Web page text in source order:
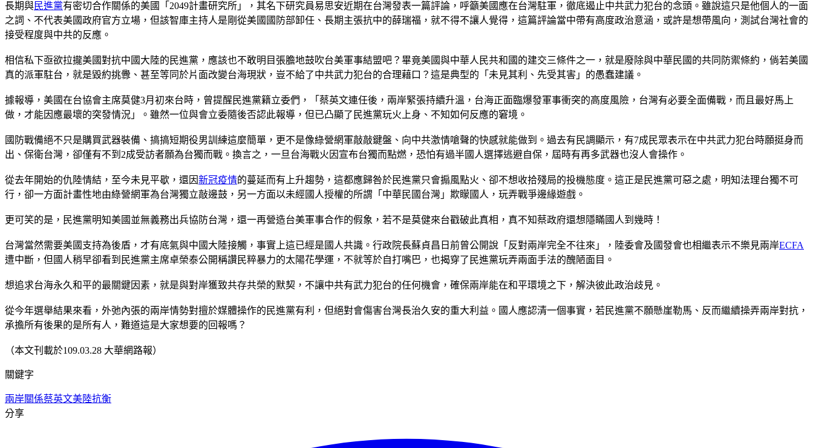
長期與民進黨有密切合作關係的美國「2049計畫研究所」，其名下研究員易思安近期在台灣發表一篇評論，呼籲美國應在台灣駐軍，徹底遏止中共武力犯台的念頭。雖說這只是他個人的一面
之詞、不代表美國政府官方立場，但該智庫主持人是剛從美國國防部卸任、長期主張抗中的薛瑞福，就不得不讓人覺得，這篇評論當中帶有高度政治意涵，或許是想帶風向，測試台灣社會的
接受程度與中共的反應。
相信私下亟欲拉攏美國對抗中國大陸的民進黨，應該也不敢明目張膽地鼓吹台美軍事結盟吧？畢竟美國與中華人民共和國的建交三條件之一，就是廢除與中華民國的共同防禦條約，倘若美國
真的派軍駐台，就是毀約挑釁、甚至等同於片面改變台海現狀，豈不給了中共武力犯台的合理藉口？這是典型的「未見其利、先受其害」的愚蠢建議。
據報導，美國在台協會主席莫健3月初來台時，曾提醒民進黨籍立委們，「蔡英文連任後，兩岸緊張持續升溫，台海正面臨爆發軍事衝突的高度風險，台灣有必要全面備戰，而且最好馬上
做，才能因應最壞的突發情況」。雖然一位與會立委隨後否認此報導，但已凸顯了民進黨玩火上身、不知如何反應的窘境。
國防戰備絕不只是購買武器裝備、搞搞短期役男訓練這麼簡單，更不是像綠營網軍敲敲鍵盤、向中共激情嗆聲的快感就能做到。過去有民調顯示，有7成民眾表示在中共武力犯台時願挺身而
出、保衛台灣，卻僅有不到2成受訪者願為台獨而戰。換言之，一旦台海戰火因宣布台獨而點燃，恐怕有過半國人選擇逃避自保，屆時有再多武器也沒人會操作。
從去年開始的仇陸情結，至今未見平歇，還因新冠疫情的蔓延而有上升趨勢，這都應歸咎於民進黨只會搧風點火、卻不想收拾殘局的投機態度。這正是民進黨可惡之處，明知法理台獨不可
行，卻一方面計畫性地由綠營網軍為台灣獨立敲邊鼓，另一方面以未經國人授權的所謂「中華民國台灣」欺矇國人，玩弄戰爭邊緣遊戲。
更可笑的是，民進黨明知美國並無義務出兵協防台灣，還一再營造台美軍事合作的假象，若不是莫健來台戳破此真相，真不知蔡政府還想隱瞞國人到幾時！
台灣當然需要美國支持為後盾，才有底氣與中國大陸接觸，事實上這已經是國人共識。行政院長蘇貞昌日前曾公開說「反對兩岸完全不往來」，陸委會及國發會也相繼表示不樂見兩岸ECFA
遭中斷，但國人稍早卻看到民進黨主席卓榮泰公開稱讚民粹暴力的太陽花學運，不就等於自打嘴巴，也揭穿了民進黨玩弄兩面手法的醜陋面目。
想追求台海永久和平的最關鍵因素，就是與對岸獲致共存共榮的默契，不讓中共有武力犯台的任何機會，確保兩岸能在和平環境之下，解決彼此政治歧見。
從今年選舉結果來看，外弛內張的兩岸情勢對擅於媒體操作的民進黨有利，但絕對會傷害台灣長治久安的重大利益。國人應認清一個事實，若民進黨不願懸崖勒馬、反而繼續操弄兩岸對抗，
承擔所有後果的是所有人，難道這是大家想要的回報嗎？
（本文刊載於109.03.28 大華網路報）
關鍵字
兩岸關係蔡英文美陸抗衡
分享